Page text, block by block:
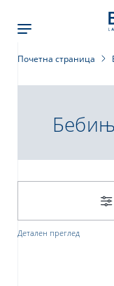
content
Почетна страница
Детален преглед